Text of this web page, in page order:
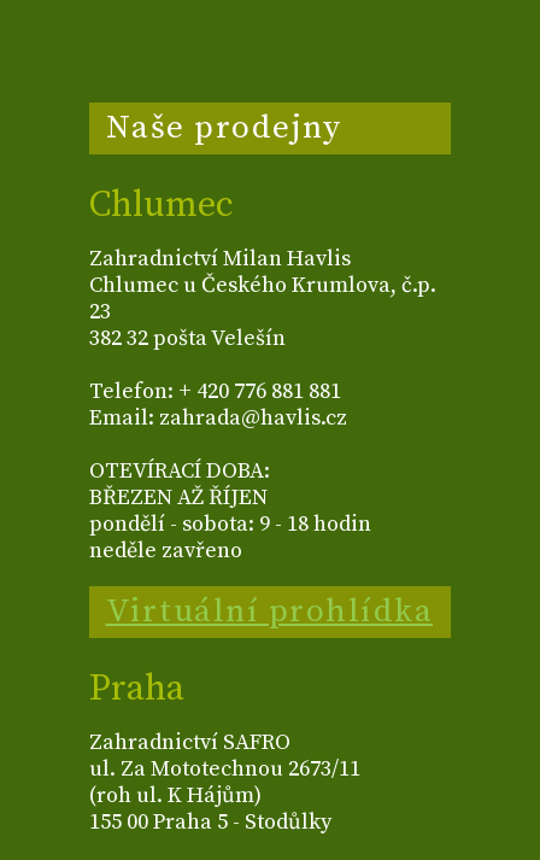
Naše prodejny
Chlumec
Zahradnictví Milan Havlis
Chlumec u Českého Krumlova, č.p.
23
382 32 pošta Velešín
Telefon: + 420 776 881 881
Email: zahrada@havlis.cz
OTEVÍRACÍ DOBA:
BŘEZEN AŽ ŘÍJEN
pondělí - sobota: 9 - 18 hodin
neděle zavřeno
Virtuální prohlídka
Praha
Zahradnictví SAFRO
ul. Za Mototechnou 2673/11
(roh ul. K Hájům)
155 00 Praha 5 - Stodůlky